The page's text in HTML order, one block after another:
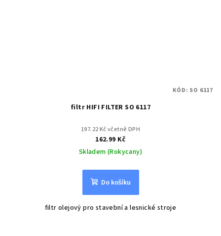
filtr HIFI FILTER SO 6117
197.22 Kč včetně DPH
162.99 Kč
Skladem (Rokycany)
Do košíku
filtr olejový pro stavební a lesnické stroje
KÓD: SO 6117